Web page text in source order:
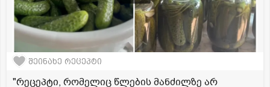
შეინახე რეცეპტი
"რეცეპტი, რომელიც წლების მანძილზე არ